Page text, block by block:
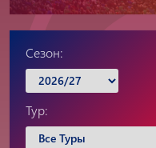
Сезон:
Тур: